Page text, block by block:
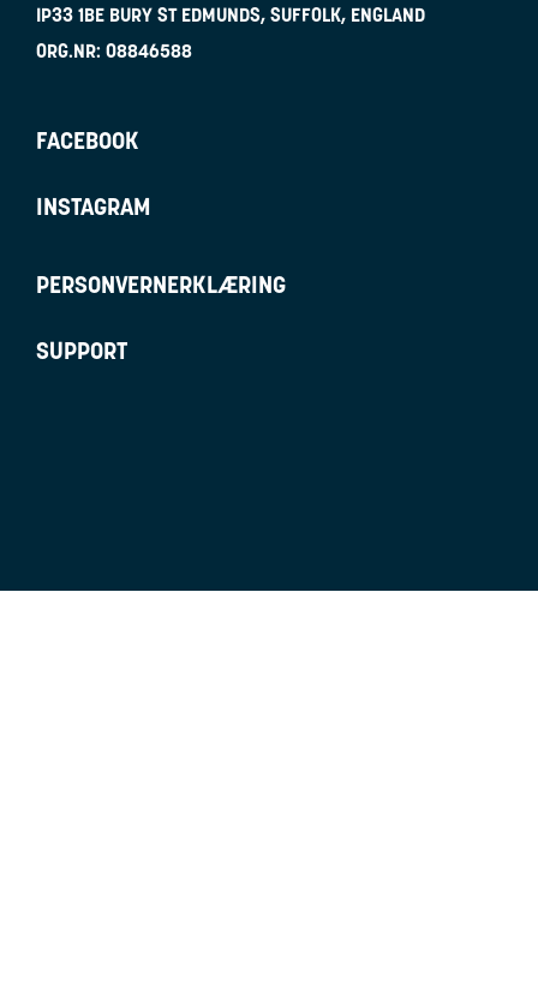
IP33 1BE BURY ST EDMUNDS, SUFFOLK, ENGLAND
ORG.NR: 08846588
FACEBOOK
INSTAGRAM
PERSONVERNERKLÆRING
SUPPORT